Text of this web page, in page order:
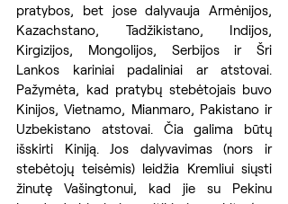
pratybos, bet jose dalyvauja Armėnijos,
Kazachstano, Tadžikistano, Indijos,
Kirgizijos, Mongolijos, Serbijos ir Šri
Lankos kariniai padaliniai ar atstovai.
Pažymėta, kad pratybų stebėtojais buvo
Kinijos, Vietnamo, Mianmaro, Pakistano ir
Uzbekistano atstovai. Čia galima būtų
išskirti Kiniją. Jos dalyvavimas (nors ir
stebėtojų teisėmis) leidžia Kremliui siųsti
žinutę Vašingtonui, kad jie su Pekinu